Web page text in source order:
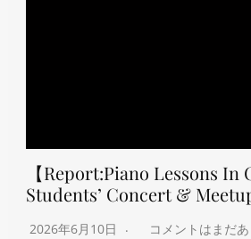
【Report:Piano Lessons In
Students’ Concert &
2026年6月10日 コメントはまだ